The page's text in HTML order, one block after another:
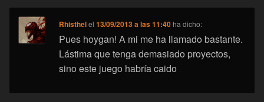
Rhisthelel13/09/2013 a las 11:40 ha dicho:
Pues hoygan! A mi me ha llamado bastante.
Lástima que tenga demasiado proyectos,
sino este juego habría caido